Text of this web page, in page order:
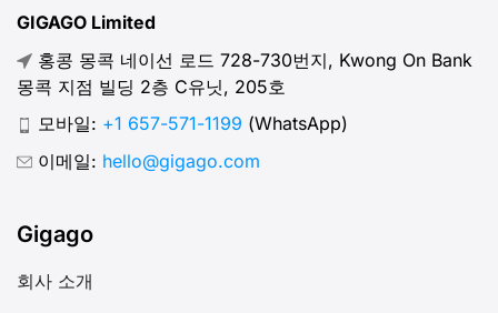
GIGAGO Limited
홍콩 몽콕 네이선 로드 728-730번지, Kwong On Bank
몽콕 지점 빌딩 2층 C유닛, 205호
모바일: +1 657-571-1199 (WhatsApp)
이메일: hello@gigago.com
Gigago
회사 소개